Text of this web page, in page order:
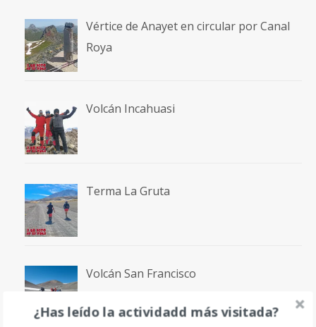
Vértice de Anayet en circular por Canal
Roya
Volcán Incahuasi
Terma La Gruta
Volcán San Francisco
¿Has leído la actividadd más visitada?